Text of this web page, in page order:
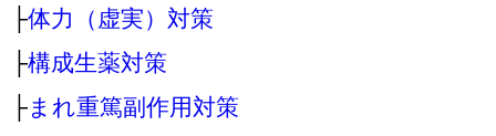
├体力（虚実）対策
├構成生薬対策
├まれ重篤副作用対策